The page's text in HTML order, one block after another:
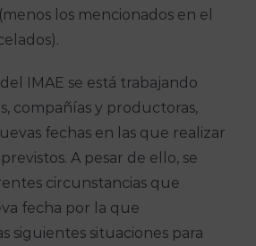
los mencionados en el
IMAE se está trabajando
compañías y productoras,
fechas en las que realizar
A pesar de ello, se
circunstancias que
fecha por la que
siguientes situaciones para